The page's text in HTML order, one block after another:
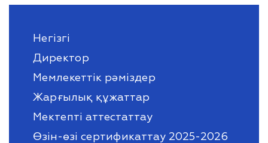
Негізгі
Директор
Мемлекеттік рәміздер
Жарғылық құжаттар
Мектепті аттестаттау
Өзін-өзі сертификаттау 2025-2026